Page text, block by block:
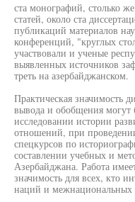
ста монографий, столько
статей, около ста
публикаций материалов
конференций, "круглых
участвовали и ученые
выявленных источников
треть на азербайджанском.
Практическая значимость
вывода и обобщения
исследовании истории
отношений, при
спецкурсов по
составлении учебных и
Азербайджана. Работа
значимость для всех, кто
наций и